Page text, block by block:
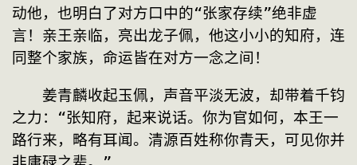
动他，也明白了对方口中的“张家存续”绝非虚
言！亲王亲临，亮出龙子佩，他这小小的知府，连
同整个家族，命运皆在对方一念之间！
姜青麟收起玉佩，声音平淡无波，却带着千钧
之力：“张知府，起来说话。你为官如何，本王一
路行来，略有耳闻。清源百姓称你青天，可见你并